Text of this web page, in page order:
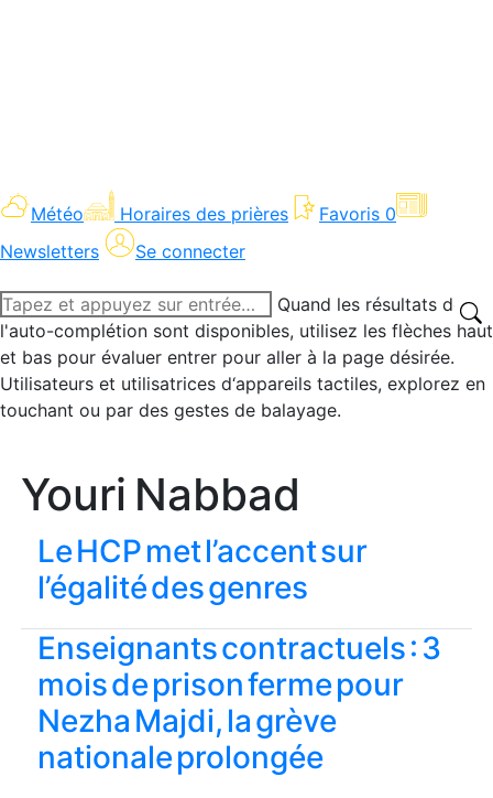
Météo Horaires des prières Favoris 0
Newsletters
Se connecter
Recherche
:
Quand les résultats de
l'auto-complétion sont disponibles, utilisez les flèches haut
et bas pour évaluer entrer pour aller à la page désirée.
Utilisateurs et utilisatrices d‘appareils tactiles, explorez en
touchant ou par des gestes de balayage.
Youri Nabbad
Le HCP met l’accent sur
l’égalité des genres
Enseignants contractuels : 3
mois de prison ferme pour
Nezha Majdi, la grève
nationale prolongée